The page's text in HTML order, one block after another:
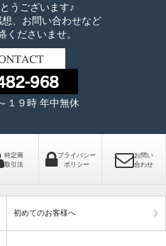
うございます♪
、お問い合わせなど
くださいませ。
１９時 年中無休
特定商
取引法
プライバシー
ポリシー
お問い
合わせ
初めてのお客様へ